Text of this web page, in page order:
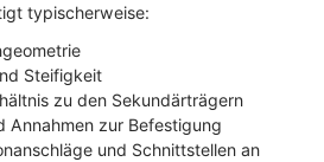
typischerweise:
Steifigkeit
zu den Sekundärträgern
Annahmen zur Befestigung
und Schnittstellen an